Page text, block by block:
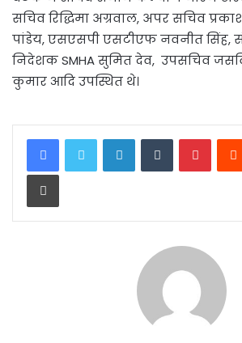
सचिव रिद्धिमा अग्रवाल, अपर सचिव
पांडेय, एसएसपी एसटीएफ नवनीत सिंह,
निदेशक SMHA सुमित देव, उपसचिव
कुमार आदि उपस्थित थे।
LinkedInTumblr
Print